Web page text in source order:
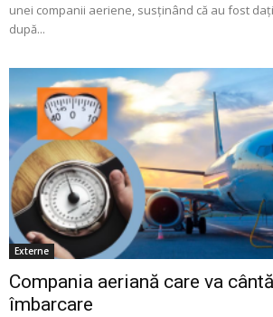
unei companii aeriene, susținând că au fost
după...
Externe
Compania aeriană care va
îmbarcare